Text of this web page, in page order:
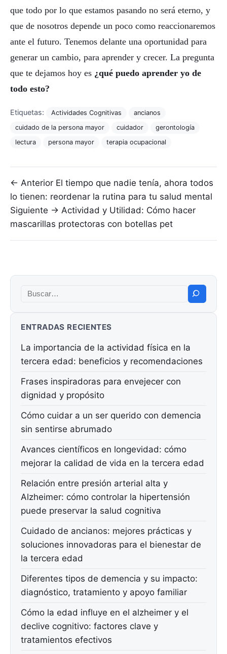
que todo por lo que estamos pasando no será eterno, y
que de nosotros depende un poco como reaccionaremos
ante el futuro. Tenemos delante una oportunidad para
generar un cambio, para aprender y crecer. La pregunta
que te dejamos hoy es ¿qué puedo aprender yo de
todo esto?
Etiquetas: Actividades Cognitivas
ancianos
cuidado de la persona mayor
cuidador
gerontología
lectura
persona mayor terapia ocupacional
Navegación de entradas
← Anterior El tiempo que nadie tenía, ahora todos
lo tienen: reordenar la rutina para tu salud mental
Siguiente → Actividad y Utilidad: Cómo hacer
mascarillas protectoras con botellas pet
Buscar:
ENTRADAS RECIENTES
La importancia de la actividad física en la
tercera edad: beneficios y recomendaciones
Frases inspiradoras para envejecer con
dignidad y propósito
Cómo cuidar a un ser querido con demencia
sin sentirse abrumado
Avances científicos en longevidad: cómo
mejorar la calidad de vida en la tercera edad
Relación entre presión arterial alta y
Alzheimer: cómo controlar la hipertensión
puede preservar la salud cognitiva
Cuidado de ancianos: mejores prácticas y
soluciones innovadoras para el bienestar de
la tercera edad
Diferentes tipos de demencia y su impacto:
diagnóstico, tratamiento y apoyo familiar
Cómo la edad influye en el alzheimer y el
declive cognitivo: factores clave y
tratamientos efectivos